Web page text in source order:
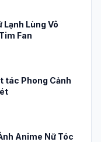
Lạnh Lùng Vô
Fan
tác Phong Cảnh
Anime Nữ Tóc